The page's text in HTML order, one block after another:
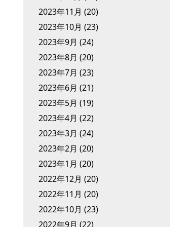
2023年11月 (20)
2023年10月 (23)
2023年9月 (24)
2023年8月 (20)
2023年7月 (23)
2023年6月 (21)
2023年5月 (19)
2023年4月 (22)
2023年3月 (24)
2023年2月 (20)
2023年1月 (20)
2022年12月 (20)
2022年11月 (20)
2022年10月 (23)
2022年9月 (22)